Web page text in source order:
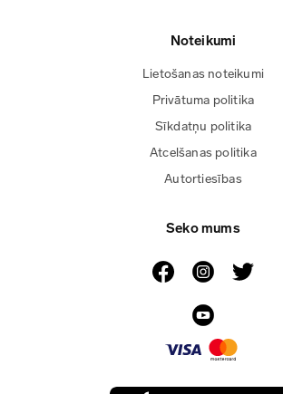
Noteikumi
Lietošanas noteikumi
Privātuma politika
Sīkdatņu politika
Atcelšanas politika
Autortiesības
Seko mums